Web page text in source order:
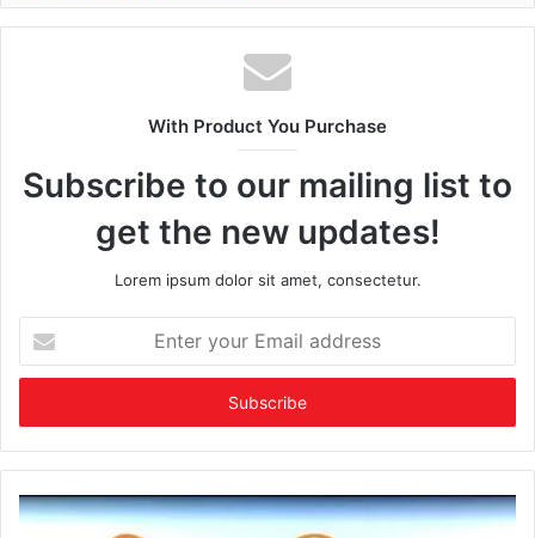
With Product You Purchase
Subscribe to our mailing list to
get the new updates!
Lorem ipsum dolor sit amet, consectetur.
your
Email